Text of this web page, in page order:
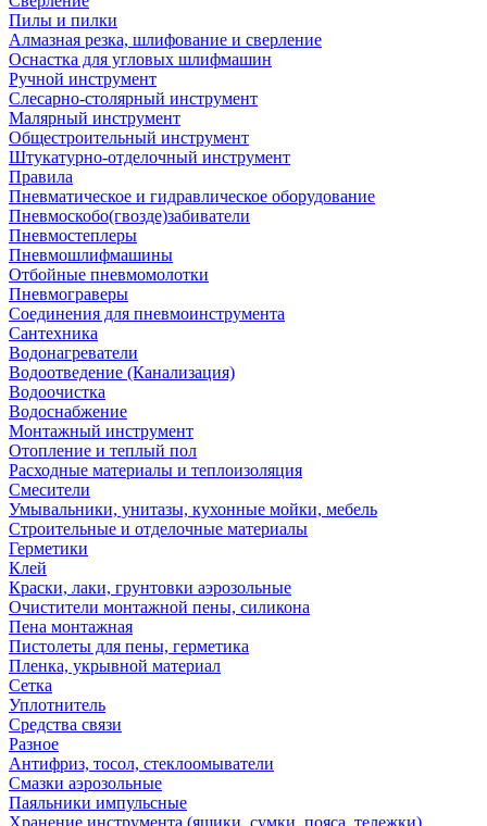
Пилы и пилки
Алмазная резка, шлифование и сверление
Оснастка для угловых шлифмашин
Ручной инструмент
Слесарно-столярный инструмент
Малярный инструмент
Общестроительный инструмент
Штукатурно-отделочный инструмент
Правила
Пневматическое и гидравлическое оборудование
Пневмоскобо(гвозде)забиватели
Пневмостеплеры
Пневмошлифмашины
Отбойные пневмомолотки
Пневмограверы
Соединения для пневмоинструмента
Сантехника
Водонагреватели
Водоотведение (Канализация)
Водоочистка
Водоснабжение
Монтажный инструмент
Отопление и теплый пол
Расходные материалы и теплоизоляция
Смесители
Умывальники, унитазы, кухонные мойки, мебель
Строительные и отделочные материалы
Герметики
Клей
Краски, лаки, грунтовки аэрозольные
Очистители монтажной пены, силикона
Пена монтажная
Пистолеты для пены, герметика
Пленка, укрывной материал
Сетка
Уплотнитель
Средства связи
Разное
Антифриз, тосол, стеклоомыватели
Смазки аэрозольные
Паяльники импульсные
Хранение инструмента (ящики, сумки, пояса, тележки)